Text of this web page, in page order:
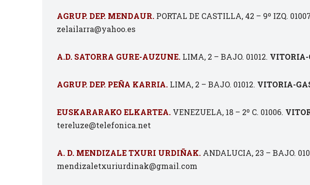
AGRUP. DEP. MENDAUR. PORTAL DE CASTILLA, 42 – 9º IZQ.
zelailarra@yahoo.es
A.D. SATORRA GURE-AUZUNE. LIMA, 2 – BAJO. 01012. VITORIA-
AGRUP. DEP. PEÑA KARRIA. LIMA, 2 – BAJO. 01012. VITORIA-
EUSKARARAKO ELKARTEA. VENEZUELA, 18 – 2º C. 01006.
tereluze@telefonica.net
A. D. MENDIZALE TXURI URDIÑAK. ANDALUCIA, 23 – BAJO.
mendizaletxuriurdinak@gmail.com